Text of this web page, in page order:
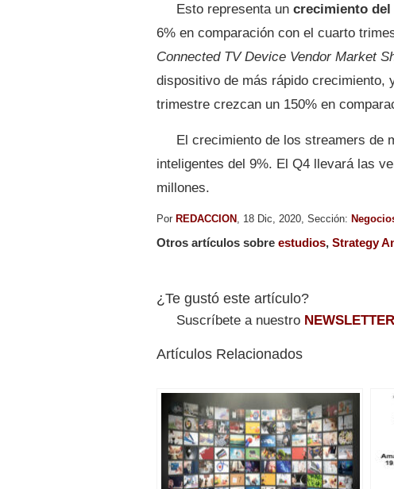
Esto representa un crecimiento del
6% en comparación con el cuarto
Connected TV Device Vendor Market
dispositivo de más rápido crecimiento,
trimestre crezcan un 150% en
El crecimiento de los streamers de
inteligentes del 9%. El Q4 llevará las
millones.
Por REDACCION , 18 Dic, 2020, Sección:
Otros artículos sobre estudios, Strategy
¿Te gustó este artículo?
Suscríbete a nuestro NEWSLETTER
Artículos Relacionados